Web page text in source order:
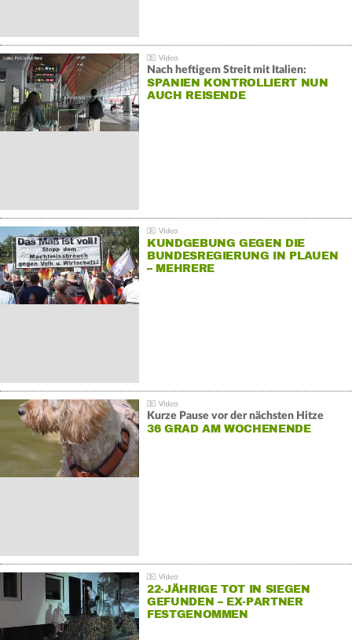
Nach heftigem Streit mit Italien:
SPANIEN KONTROLLIERT NUN
AUCH REISENDE
KUNDGEBUNG GEGEN DIE
BUNDESREGIERUNG IN PLAUEN
– MEHRERE
Kurze Pause vor der nächsten Hitze
36 GRAD AM WOCHENENDE
22-JÄHRIGE TOT IN SIEGEN
GEFUNDEN – EX-PARTNER
FESTGENOMMEN